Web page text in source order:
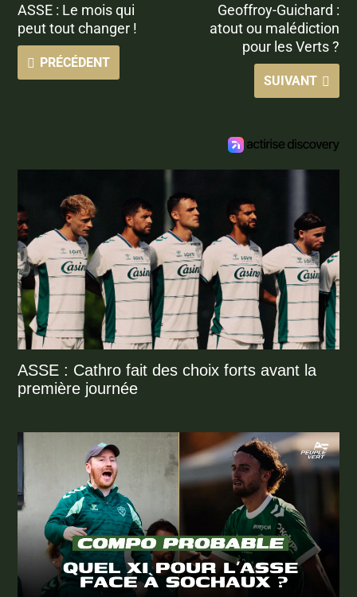
ASSE : Le mois qui
peut tout changer !
PRÉCÉDENT
Geoffroy-Guichard :
atout ou malédiction
pour les Verts ?
SUIVANT
ASSE : Cathro fait des choix forts avant la
première journée